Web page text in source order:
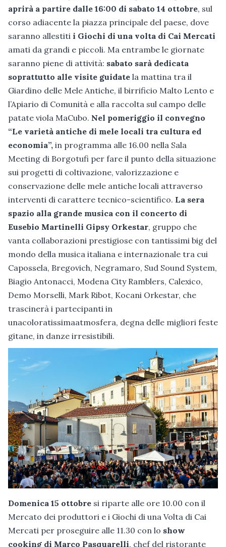
aprirà a partire dalle 16:00 di sabato 14 ottobre, sul
corso adiacente la piazza principale del paese, dove
saranno allestiti i Giochi di una volta di Cai Mercati
amati da grandi e piccoli. Ma entrambe le giornate
saranno piene di attività: sabato sarà dedicata
soprattutto alle visite guidate la mattina tra il
Giardino delle Mele Antiche, il birrificio Malto Lento e
l’Apiario di Comunità e alla raccolta sul campo delle
patate viola MaCubo. Nel pomeriggio il convegno
“Le varietà antiche di mele locali tra cultura ed
economia”, in programma alle 16.00 nella Sala
Meeting di Borgotufi per fare il punto della situazione
sui progetti di coltivazione, valorizzazione e
conservazione delle mele antiche locali attraverso
interventi di carattere tecnico-scientifico. La sera
spazio alla grande musica con il concerto di
Eusebio Martinelli Gipsy Orkestar, gruppo che
vanta collaborazioni prestigiose con tantissimi big del
mondo della musica italiana e internazionale tra cui
Capossela, Bregovich, Negramaro, Sud Sound System,
Biagio Antonacci, Modena City Ramblers, Calexico,
Demo Morselli, Mark Ribot, Kocani Orkestar, che
trascinerà i partecipanti in
unacoloratissimaatmosfera, degna delle migliori feste
gitane, in danze irresistibili.
Domenica 15 ottobre si riparte alle ore 10.00 con il
Mercato dei produttori e i Giochi di una Volta di Cai
Mercati per proseguire alle 11.30 con lo show
cooking di Marco Pasquarelli, chef del ristorante